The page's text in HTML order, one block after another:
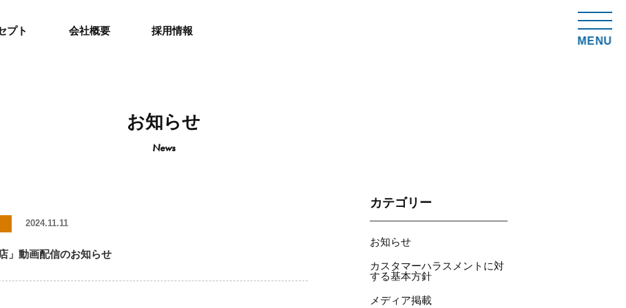
プト 会社概要
採用情報
MENU
お知らせ
News
2024.11.11
」動画配信のお知らせ
カテゴリー
お知らせ
カスタマーハラスメントに対
する基本方針
メディア掲載